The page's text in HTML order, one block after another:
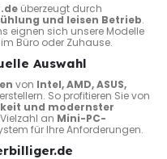
überzeugt durch
und leisen Betrieb.
eignen sich unsere Modelle
im Büro oder Zuhause.
Auswahl
von Intel, AMD, ASUS,
So profitieren Sie von
und modernster
an Mini-PC-
für Ihre Anforderungen.